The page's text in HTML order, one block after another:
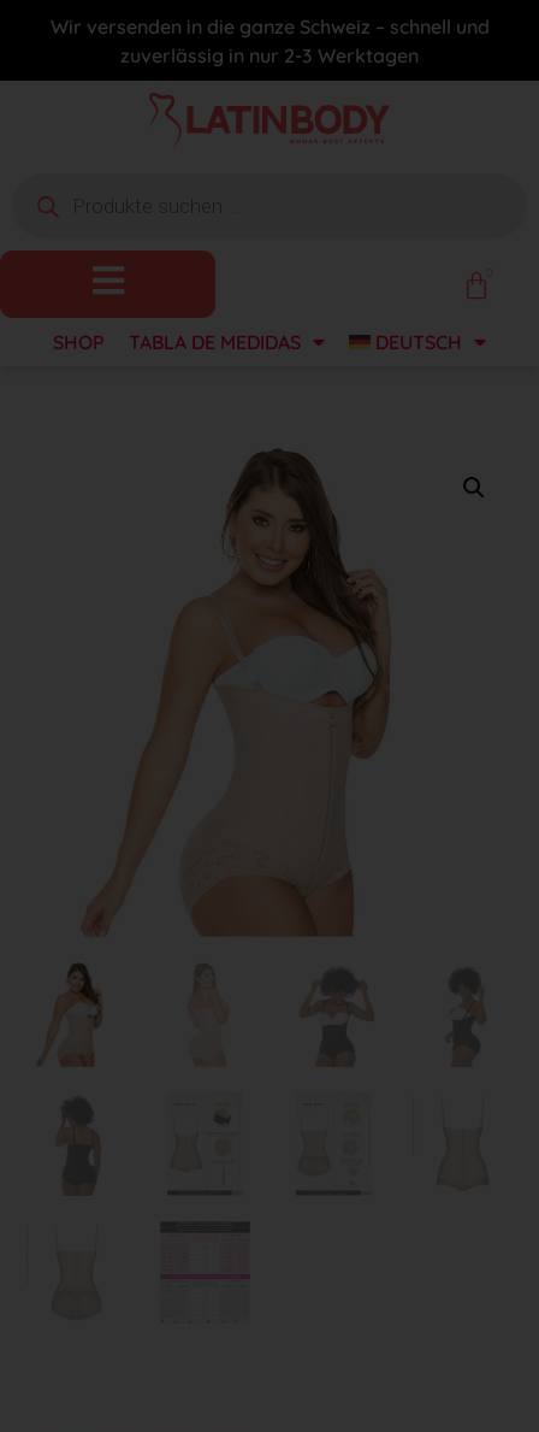
Wir versenden in die ganze Schweiz – schnell und
zuverlässig in nur 2-3 Werktagen
SHOP TABLA DE MEDIDAS DEUTSCH